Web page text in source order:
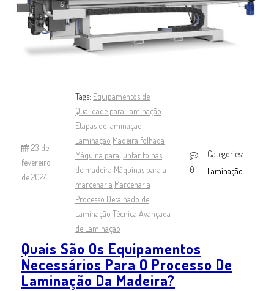
23 de
fevereiro
de 2024
Tags: Equipamentos de
Qualidade para Laminação
Etapas de laminação
Laminação Madeira folhada
Máquina para juntar folhas
de madeira Máquinas para a
marcenaria Marcenaria
Processo Detalhado de
Laminação Técnica Avançada
de Laminação
0
Categories:
Laminação
Quais São Os Equipamentos
Necessários Para O Processo De
Laminação Da Madeira?